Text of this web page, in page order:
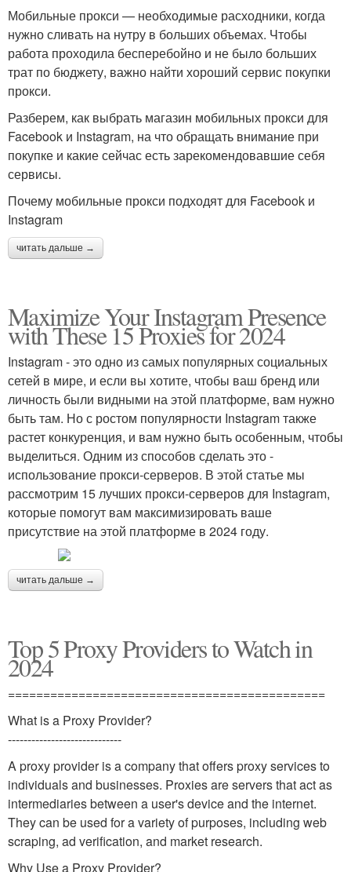
Мобильные прокси — необходимые расходники, когда
нужно сливать на нутру в больших объемах. Чтобы
работа проходила бесперебойно и не было больших
трат по бюджету, важно найти хороший сервис покупки
прокси.
Разберем, как выбрать магазин мобильных прокси для
Facebook и Instagram, на что обращать внимание при
покупке и какие сейчас есть зарекомендовавшие себя
сервисы.
Почему мобильные прокси подходят для Facebook и
Instagram
читать дальше →
Maximize Your Instagram Presence
with These 15 Proxies for 2024
Instagram - это одно из самых популярных социальных
сетей в мире, и если вы хотите, чтобы ваш бренд или
личность были видными на этой платформе, вам нужно
быть там. Но с ростом популярности Instagram также
растет конкуренция, и вам нужно быть особенным, чтобы
выделиться. Одним из способов сделать это -
использование прокси-серверов. В этой статье мы
рассмотрим 15 лучших прокси-серверов для Instagram,
которые помогут вам максимизировать ваше
присутствие на этой платформе в 2024 году.
читать дальше →
Top 5 Proxy Providers to Watch in
2024
=============================================
What is a Proxy Provider?
-----------------------------
A proxy provider is a company that offers proxy services to
individuals and businesses. Proxies are servers that act as
intermediaries between a user's device and the internet.
They can be used for a variety of purposes, including web
scraping, ad verification, and market research.
Why Use a Proxy Provider?